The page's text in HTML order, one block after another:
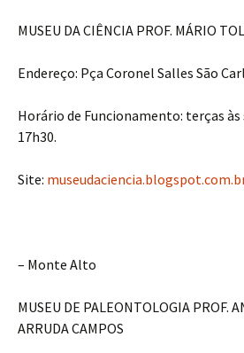
MUSEU DA CIÊNCIA PROF. MÁRIO
Endereço: Pça Coronel Salles São
Horário de Funcionamento: terças às
17h30.
Site:
– Monte Alto
MUSEU DE PALEONTOLOGIA PROF.
ARRUDA CAMPOS